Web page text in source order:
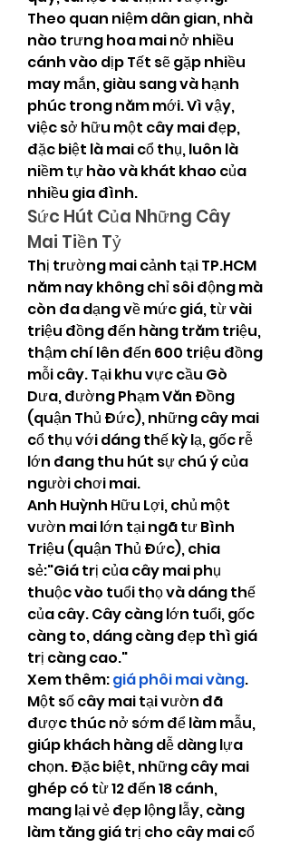
Theo quan niệm dân gian, nhà
nào trưng hoa mai nở nhiều
cánh vào dịp Tết sẽ gặp nhiều
may mắn, giàu sang và hạnh
phúc trong năm mới. Vì vậy,
việc sở hữu một cây mai đẹp,
đặc biệt là mai cổ thụ, luôn là
niềm tự hào và khát khao của
nhiều gia đình.
Sức Hút Của Những Cây
Mai Tiền Tỷ
Thị trường mai cảnh tại TP.HCM
năm nay không chỉ sôi động mà
còn đa dạng về mức giá, từ vài
triệu đồng đến hàng trăm triệu,
thậm chí lên đến 600 triệu đồng
mỗi cây. Tại khu vực cầu Gò
Dưa, đường Phạm Văn Đồng
(quận Thủ Đức), những cây mai
cổ thụ với dáng thế kỳ lạ, gốc rễ
lớn đang thu hút sự chú ý của
người chơi mai.
Anh Huỳnh Hữu Lợi, chủ một
vườn mai lớn tại ngã tư Bình
Triệu (quận Thủ Đức), chia
sẻ:"Giá trị của cây mai phụ
thuộc vào tuổi thọ và dáng thế
của cây. Cây càng lớn tuổi, gốc
càng to, dáng càng đẹp thì giá
trị càng cao."
Xem thêm: giá phôi mai vàng.
Một số cây mai tại vườn đã
được thúc nở sớm để làm mẫu,
giúp khách hàng dễ dàng lựa
chọn. Đặc biệt, những cây mai
ghép có từ 12 đến 18 cánh,
mang lại vẻ đẹp lộng lẫy, càng
làm tăng giá trị cho cây mai cổ